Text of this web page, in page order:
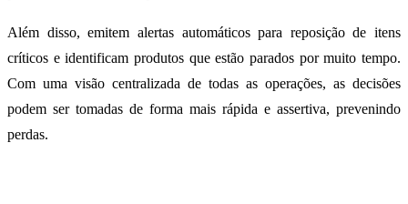
Além disso, emitem alertas automáticos para reposição de itens
críticos e identificam produtos que estão parados por muito tempo.
Com uma visão centralizada de todas as operações, as decisões
podem ser tomadas de forma mais rápida e assertiva, prevenindo
perdas.